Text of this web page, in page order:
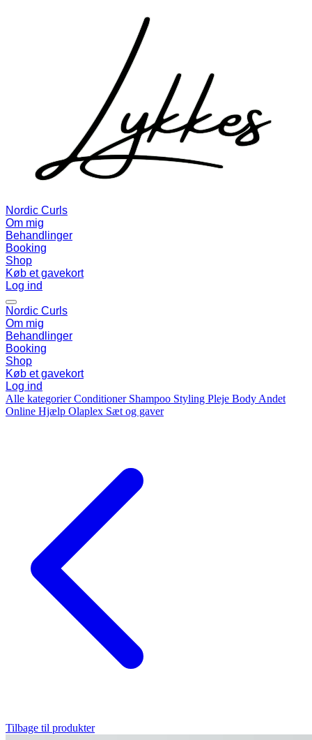
Nordic Curls
Om mig
Behandlinger
Booking
Shop
Køb et gavekort
Log ind
Nordic Curls
Om mig
Behandlinger
Booking
Shop
Køb et gavekort
Log ind
Alle kategorierConditioner Shampoo Styling Pleje Body Andet
Online Hjælp Olaplex Sæt og gaver
Tilbage til produkter